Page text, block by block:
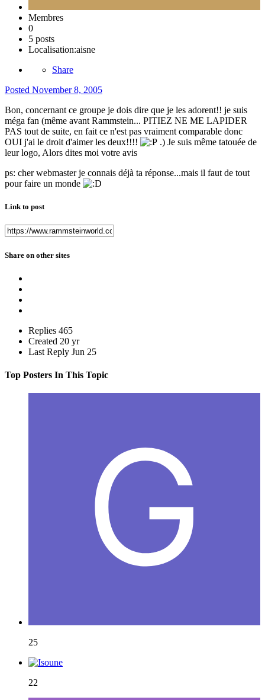
Membres
0
5 posts
Localisation:aisne
Share
Posted November 8, 2005
Bon, concernant ce groupe je dois dire que je les adorent!! je suis
méga fan (même avant Rammstein... PITIEZ NE ME LAPIDER
PAS tout de suite, en fait ce n'est pas vraiment comparable donc
OUI j'ai le droit d'aimer les deux!!!!
.) Je suis même tatouée de
leur logo, Alors dites moi votre avis
ps: cher webmaster je connais déjà ta réponse...mais il faut de tout
pour faire un monde
Link to post
Share on other sites
Replies 465
Created 20 yr
Last Reply Jun 25
Top Posters In This Topic
25
22